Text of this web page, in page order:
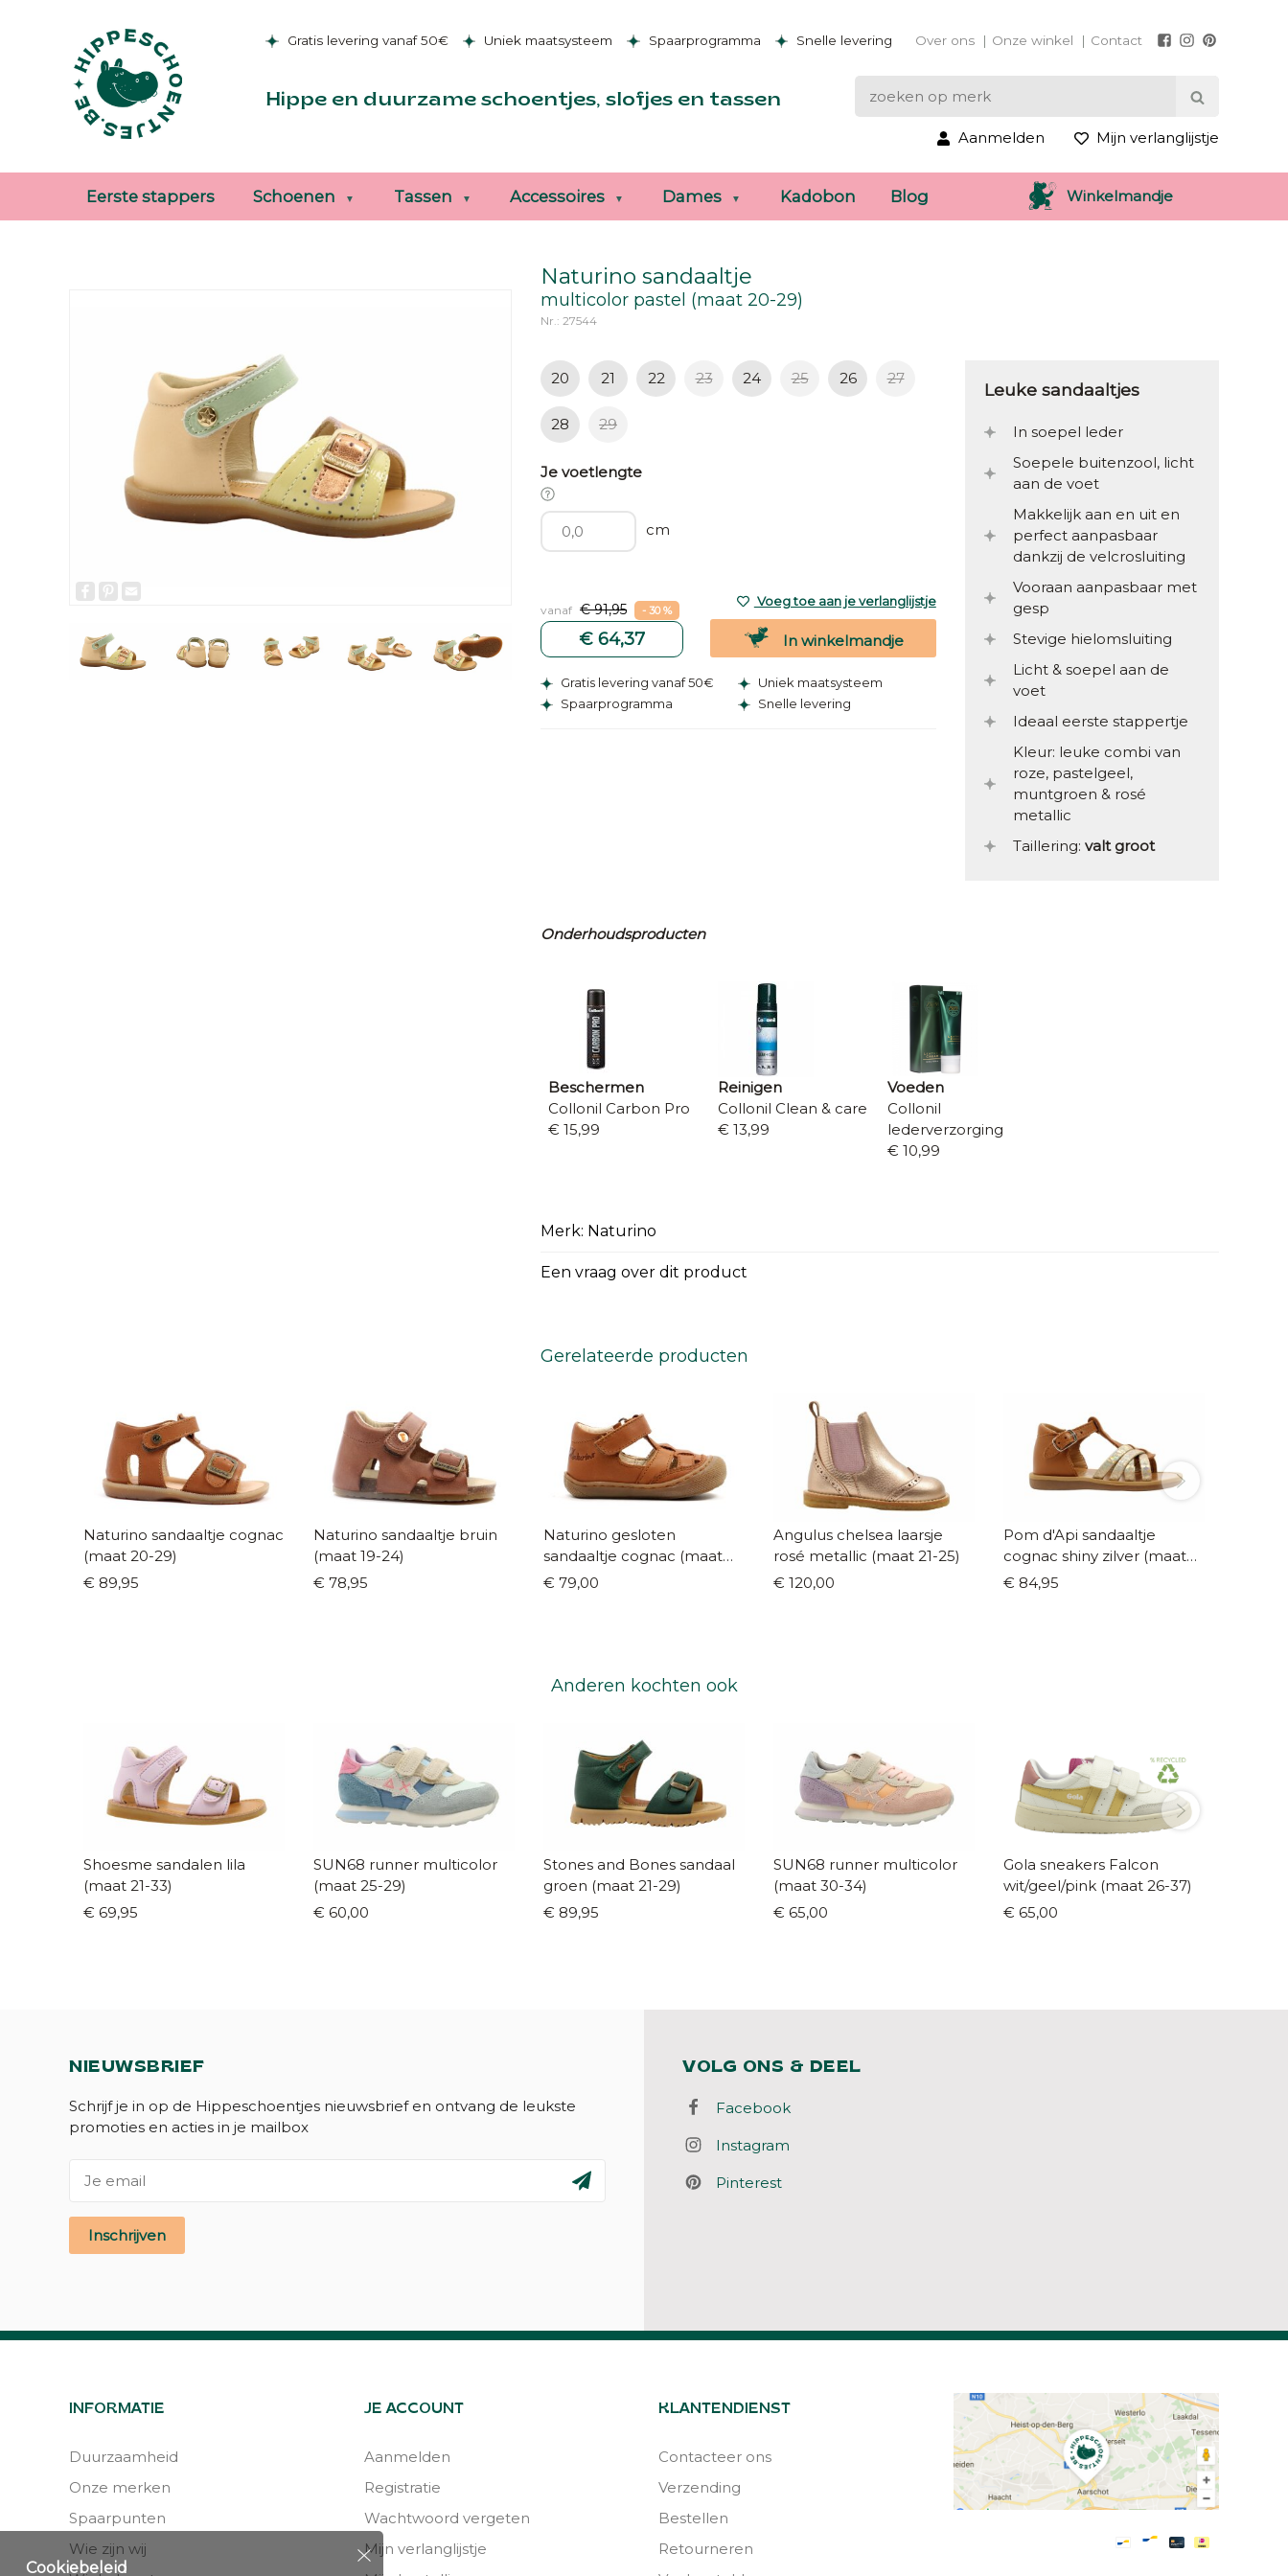
Gratis levering vanaf 50€ Uniek maatsysteem Spaarprogramma Snelle levering Over ons Onze winkel Contact
Hippe en duurzame schoentjes, slofjes en tassen
Aanmelden Mijn verlanglijstje
Eerste stappers Schoenen Tassen Accessoires Dames Kadobon Blog Winkelmandje
Naturino sandaaltje
Facebook
Pinterest
multicolor pastel (maat 20-29)
Nr.: 27544
20 21 22 23 24 25 26 27
28 29
Je voetlengte
cm
vanaf € 91,95 - 30 %
€ 64,37
Voeg toe aan je verlanglijstje
In winkelmandje
Gratis levering vanaf 50€
Uniek maatsysteem
Spaarprogramma
Snelle levering
Leuke sandaaltjes
In soepel leder
Soepele buitenzool, licht
aan de voet
Makkelijk aan en uit en
perfect aanpasbaar
dankzij de velcrosluiting
Vooraan aanpasbaar met
gesp
Stevige hielomsluiting
Licht & soepel aan de
voet
Ideaal eerste stappertje
Kleur: leuke combi van
roze, pastelgeel,
muntgroen & rosé
metallic
Taillering: valt groot
Onderhoudsproducten
Beschermen
Collonil Carbon Pro
€ 15,99
Reinigen
Collonil Clean & care
€ 13,99
Voeden
Collonil
lederverzorging
€ 10,99
Merk: Naturino
Een vraag over dit product
Gerelateerde producten
Naturino sandaaltje cognac
(maat 20-29)
€ 89,95
Naturino sandaaltje bruin
(maat 19-24)
€ 78,95
Naturino gesloten
sandaaltje cognac (maat
18-22)
€ 79,00
Angulus chelsea laarsje
rosé metallic (maat 21-25)
€ 120,00
Pom d'Api sandaaltje
cognac shiny zilver (maat
20 -27)
€ 84,95
Anderen kochten ook
Shoesme sandalen lila
(maat 21-33)
€ 69,95
SUN68 runner multicolor
(maat 25-29)
€ 60,00
Stones and Bones sandaal
groen (maat 21-29)
€ 89,95
SUN68 runner multicolor
(maat 30-34)
€ 65,00
Gola sneakers Falcon
wit/geel/pink (maat 26-37)
€ 65,00
NIEUWSBRIEF
Schrijf je in op de Hippeschoentjes nieuwsbrief en ontvang de leukste
promoties en acties in je mailbox
Inschrijven
VOLG ONS & DEEL
Facebook
Instagram
Pinterest
INFORMATIE
Duurzaamheid
Onze merken
Spaarpunten
Wie zijn wij
JE ACCOUNT
Aanmelden
Registratie
Wachtwoord vergeten
Mijn verlanglijstje
KLANTENDIENST
Contacteer ons
Verzending
Bestellen
Retourneren
Cookiebeleid